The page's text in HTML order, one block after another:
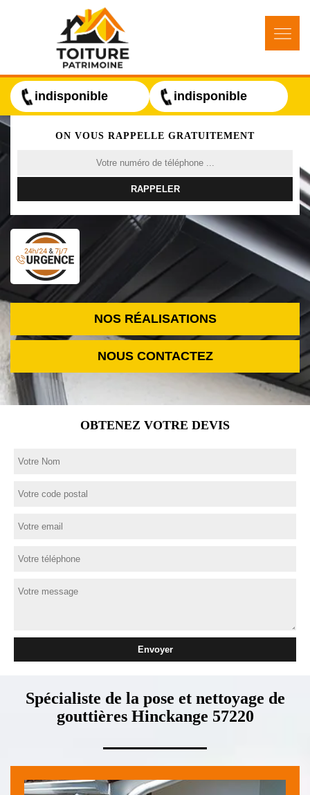
indisponible indisponible
ON VOUS RAPPELLE GRATUITEMENT
NOS RÉALISATIONS
NOUS CONTACTEZ
OBTENEZ VOTRE DEVIS
Spécialiste de la pose et nettoyage de
gouttières Hinckange 57220